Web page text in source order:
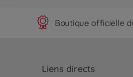
Boutique officielle
Liens directs